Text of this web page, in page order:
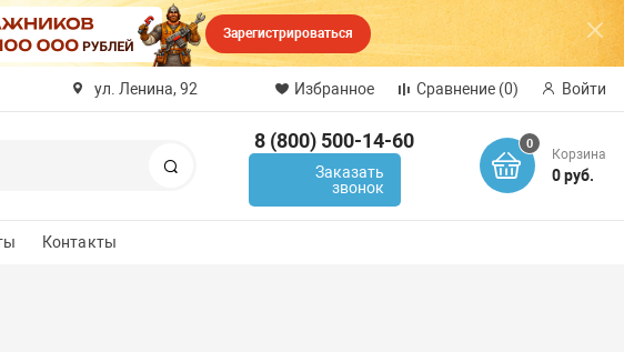
Зарегистрироваться
ул. Ленина, 92 Избранное Сравнение (0) Войти
8 (800) 500-14-60
Заказать
звонок
0
Корзина
0 руб.
Контакты